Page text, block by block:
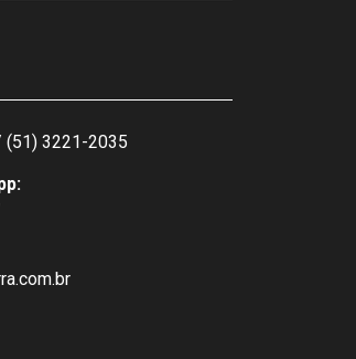
3221-2035